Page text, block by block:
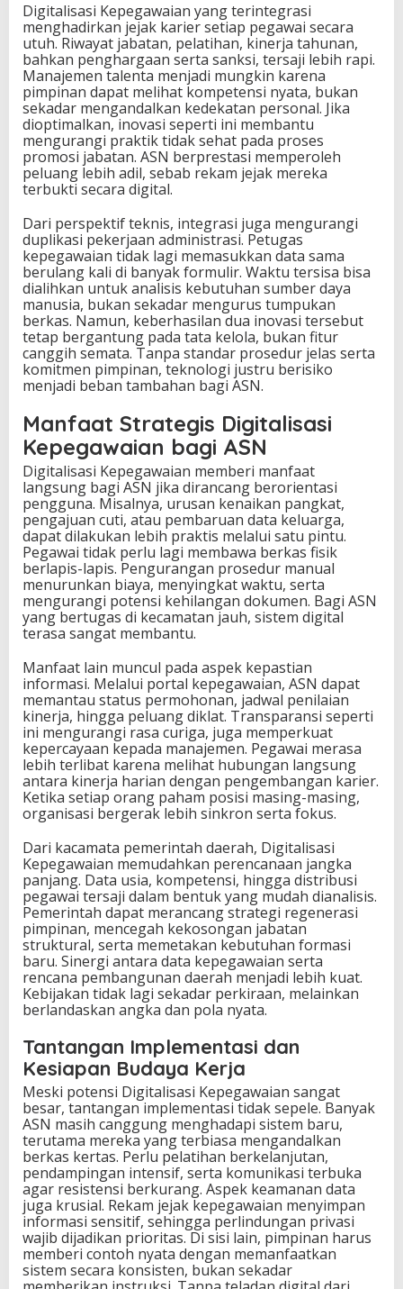
Digitalisasi Kepegawaian yang terintegrasi
menghadirkan jejak karier setiap pegawai secara
utuh. Riwayat jabatan, pelatihan, kinerja tahunan,
bahkan penghargaan serta sanksi, tersaji lebih rapi.
Manajemen talenta menjadi mungkin karena
pimpinan dapat melihat kompetensi nyata, bukan
sekadar mengandalkan kedekatan personal. Jika
dioptimalkan, inovasi seperti ini membantu
mengurangi praktik tidak sehat pada proses
promosi jabatan. ASN berprestasi memperoleh
peluang lebih adil, sebab rekam jejak mereka
terbukti secara digital.
Dari perspektif teknis, integrasi juga mengurangi
duplikasi pekerjaan administrasi. Petugas
kepegawaian tidak lagi memasukkan data sama
berulang kali di banyak formulir. Waktu tersisa bisa
dialihkan untuk analisis kebutuhan sumber daya
manusia, bukan sekadar mengurus tumpukan
berkas. Namun, keberhasilan dua inovasi tersebut
tetap bergantung pada tata kelola, bukan fitur
canggih semata. Tanpa standar prosedur jelas serta
komitmen pimpinan, teknologi justru berisiko
menjadi beban tambahan bagi ASN.
Manfaat Strategis Digitalisasi
Kepegawaian bagi ASN
Digitalisasi Kepegawaian memberi manfaat
langsung bagi ASN jika dirancang berorientasi
pengguna. Misalnya, urusan kenaikan pangkat,
pengajuan cuti, atau pembaruan data keluarga,
dapat dilakukan lebih praktis melalui satu pintu.
Pegawai tidak perlu lagi membawa berkas fisik
berlapis-lapis. Pengurangan prosedur manual
menurunkan biaya, menyingkat waktu, serta
mengurangi potensi kehilangan dokumen. Bagi ASN
yang bertugas di kecamatan jauh, sistem digital
terasa sangat membantu.
Manfaat lain muncul pada aspek kepastian
informasi. Melalui portal kepegawaian, ASN dapat
memantau status permohonan, jadwal penilaian
kinerja, hingga peluang diklat. Transparansi seperti
ini mengurangi rasa curiga, juga memperkuat
kepercayaan kepada manajemen. Pegawai merasa
lebih terlibat karena melihat hubungan langsung
antara kinerja harian dengan pengembangan karier.
Ketika setiap orang paham posisi masing-masing,
organisasi bergerak lebih sinkron serta fokus.
Dari kacamata pemerintah daerah, Digitalisasi
Kepegawaian memudahkan perencanaan jangka
panjang. Data usia, kompetensi, hingga distribusi
pegawai tersaji dalam bentuk yang mudah dianalisis.
Pemerintah dapat merancang strategi regenerasi
pimpinan, mencegah kekosongan jabatan
struktural, serta memetakan kebutuhan formasi
baru. Sinergi antara data kepegawaian serta
rencana pembangunan daerah menjadi lebih kuat.
Kebijakan tidak lagi sekadar perkiraan, melainkan
berlandaskan angka dan pola nyata.
Tantangan Implementasi dan
Kesiapan Budaya Kerja
Meski potensi Digitalisasi Kepegawaian sangat
besar, tantangan implementasi tidak sepele. Banyak
ASN masih canggung menghadapi sistem baru,
terutama mereka yang terbiasa mengandalkan
berkas kertas. Perlu pelatihan berkelanjutan,
pendampingan intensif, serta komunikasi terbuka
agar resistensi berkurang. Aspek keamanan data
juga krusial. Rekam jejak kepegawaian menyimpan
informasi sensitif, sehingga perlindungan privasi
wajib dijadikan prioritas. Di sisi lain, pimpinan harus
memberi contoh nyata dengan memanfaatkan
sistem secara konsisten, bukan sekadar